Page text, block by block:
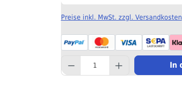
Preise inkl. MwSt. zzgl. Versandkosten
In